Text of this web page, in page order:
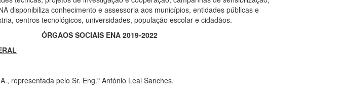
disponibiliza conhecimento e assessoria aos municípios, entidades públicas e
centros tecnológicos, universidades, população escolar e cidadãos.
ÓRGAOS SOCIAIS ENA 2019-2022
representada pelo Sr. Eng.º António Leal Sanches.